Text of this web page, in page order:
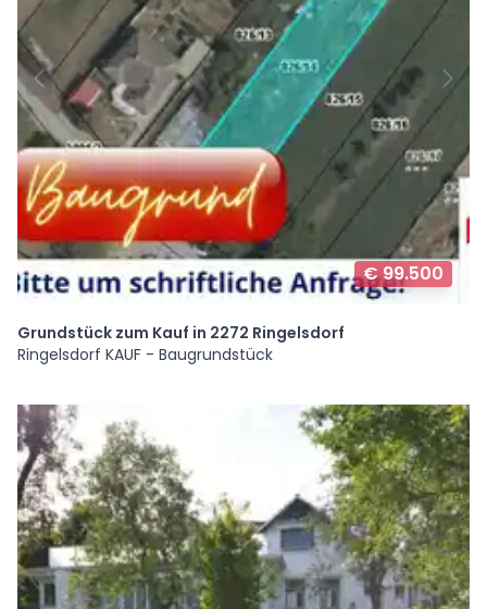
€ 99.500
Grundstück zum Kauf in 2272 Ringelsdorf
Ringelsdorf KAUF - Baugrundstück